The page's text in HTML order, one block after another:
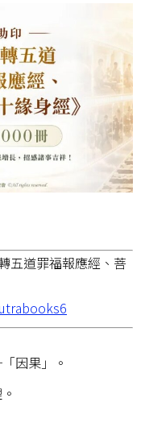
五道罪福報應經、菩
因果」。